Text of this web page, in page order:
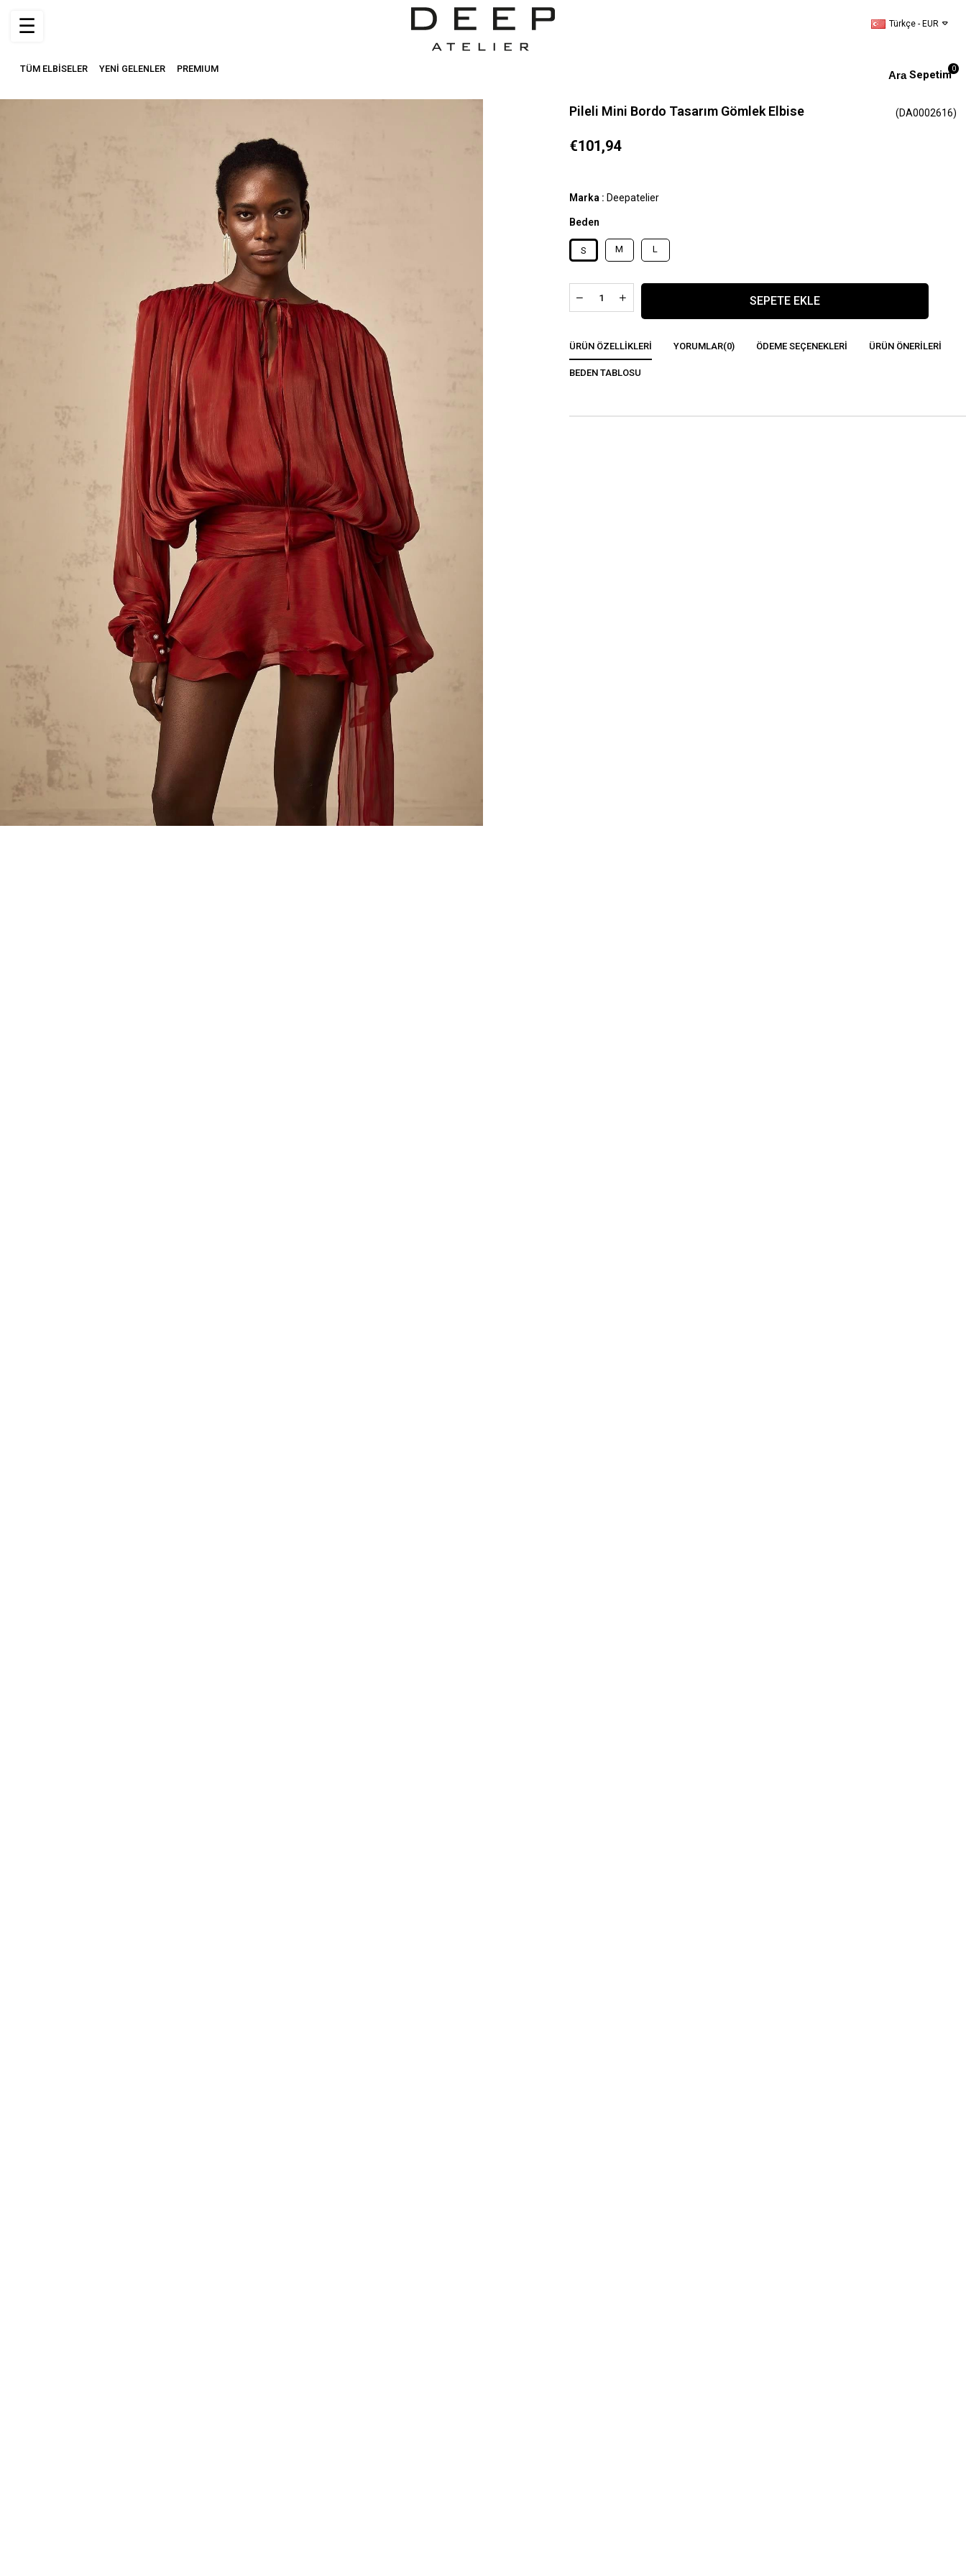
Türkçe - EUR
Sepetim0
TÜM ELBİSELER YENİ GELENLER PREMIUM
☰
Pileli Mini Bordo Tasarım Gömlek Elbise (DA0002616)
€101,94
Marka : Deepatelier
Beden
S M L
ÜRÜN ÖZELLIKLERI YORUMLAR(0) ÖDEME SEÇENEKLERI ÜRÜN ÖNERILERI
BEDEN TABLOSU